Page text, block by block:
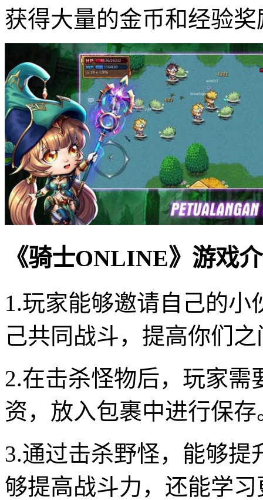
获得大量的金币和经验
《骑士ONLINE》游戏
1.玩家能够邀请自己的
己共同战斗，提高你们
2.在击杀怪物后，玩家
资，放入包裹中进行保存
3.通过击杀野怪，能够
够提高战斗力，还能学